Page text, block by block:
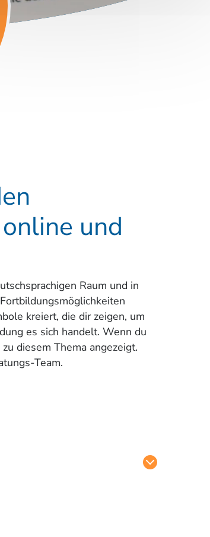
und
Raum und in
kreiert, die dir zeigen, um
es sich handelt. Wenn du
diesem Thema angezeigt.
Team.